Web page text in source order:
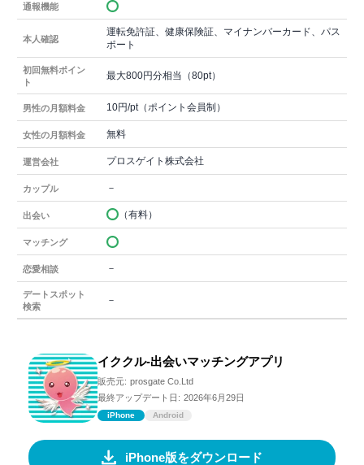
通報機能
本人確認
運転免許証、健康保険証、マイナンバーカード、パス
ポート
初回無料ポイン
ト
最大800円分相当（80pt）
男性の月額料金 10円/pt（ポイント会員制）
女性の月額料金 無料
運営会社 プロスゲイト株式会社
カップル －
出会い （有料）
マッチング
恋愛相談 －
デートスポット
検索
－
イククル-出会いマッチングアプリ
販売元: prosgate Co.Ltd
最終アップデート日: 2026年6月29日
iPhone Android
iPhone版をダウンロード